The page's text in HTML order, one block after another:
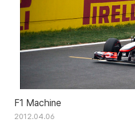
F1 Machine
2012.04.06